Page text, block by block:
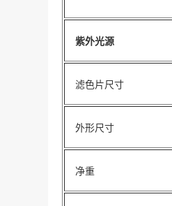
紫外光源
滤色片尺寸
外形尺寸
净重